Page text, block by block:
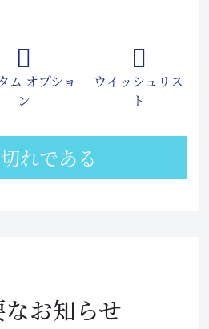
ム オプショ
ン
ウイッシュリス
ト
れである
お知らせ